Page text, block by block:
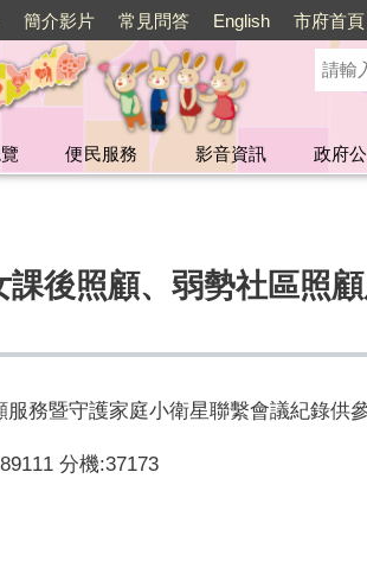
簡介影片 常見問答 English 市府首頁
便民服務 影音資訊
政府
後照顧、弱勢社區照
務暨守護家庭小衛星聯繫會議紀錄供
分機:37173